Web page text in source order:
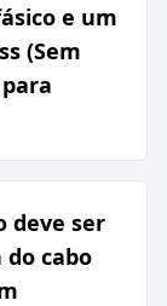
e um
(Sem
deve ser
cabo